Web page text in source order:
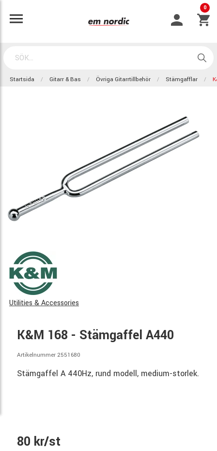
0
Startsida Gitarr & Bas Övriga Gitarrtillbehör Stämgafflar
Utilities & Accessories
K&M 168 - Stämgaffel A440
Artikelnummer 2551680
Stämgaffel A 440Hz, rund modell, medium-storlek.
80 kr/st